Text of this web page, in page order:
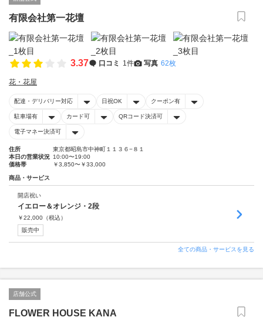
有限会社第一花壇
3.37 口コミ 1件 写真 62枚
花・花屋
配達・デリバリー対応 日祝OK クーポン有
駐車場有 カード可 QRコード決済可
電子マネー決済可
住所
東京都昭島市中神町１１３６−８１
本日の営業状況 10:00〜19:00
価格帯
￥3,850〜￥33,000
商品・サービス
開店祝い
イエロー＆オレンジ・2段
￥22,000 （税込）
販売中
全ての商品・サービスを見る
店舗公式
FLOWER HOUSE KANA